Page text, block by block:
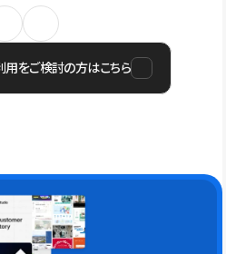
用をご検討の方はこちら